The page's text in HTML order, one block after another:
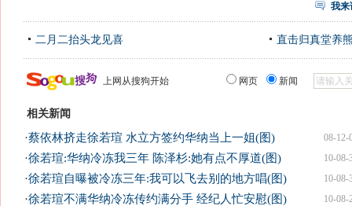
我来
二月二抬头龙见喜 直击归真堂养
上网从搜狗开始 网页 新闻
相关新闻
08-12-
·蔡依林挤走徐若瑄 水立方签约华纳当上一姐(图)
10-08-
·徐若瑄:华纳冷冻我三年 陈泽杉:她有点不厚道(图)
10-08-
·徐若瑄自曝被冷冻三年:我可以飞去别的地方唱(图)
10-08-
·徐若瑄不满华纳冷冻传约满分手 经纪人忙安慰(图)